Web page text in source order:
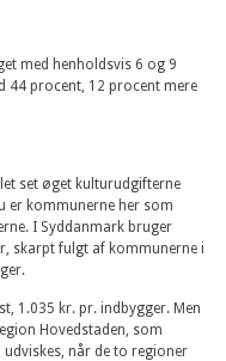
med henholdsvis 6 og 9
44 procent, 12 procent mere
set øget kulturudgifterne
er kommunerne her som
I Syddanmark bruger
skarpt fulgt af kommunerne i
1.035 kr. pr. indbygger. Men
Hovedstaden, som
når de to regioner